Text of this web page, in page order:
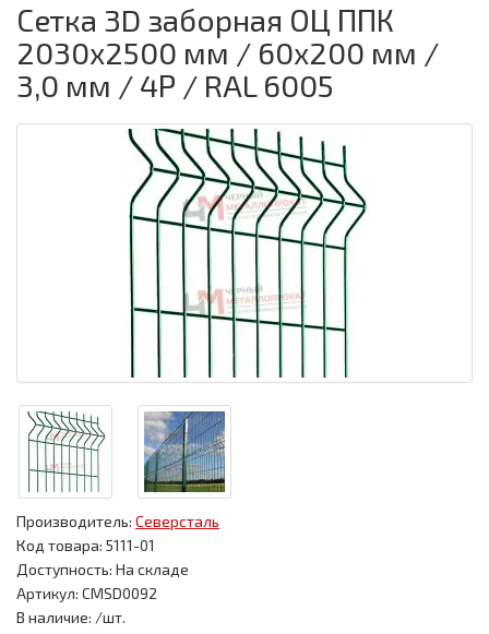
Сетка 3D заборная ОЦ ППК
2030х2500 мм / 60х200 мм /
3,0 мм / 4Р / RAL 6005
Производитель: Северсталь
Код товара: 5111-01
Доступность: На складе
Артикул: CMSD0092
В наличие: /шт.